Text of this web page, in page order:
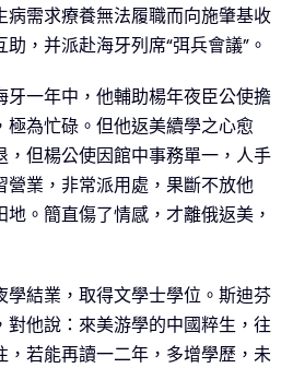
病需求療養無法履職而向施肇基收
，并派赴海牙列席“弭兵會議”。
牙一年中，他輔助楊年夜臣公使擔
極為忙碌。但他返美續學之心愈
，但楊公使因館中事務單一，人手
營業，非常派用處，果斷不放他
。簡直傷了情感，才離俄返美，
學結業，取得文學士學位。斯迪芬
對他說：來美游學的中國粹生，往
，若能再讀一二年，多增學歷，未